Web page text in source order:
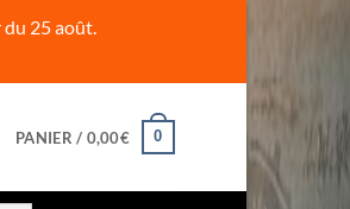
25 août.
PANIER / 0,00€ 0